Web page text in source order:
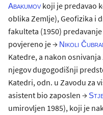
Abakumov koji je predavao
oblika Zemlje), Geofizika i
fakulteta (1950)
povjereno je → Nikoli
Katedre, a nakon
njegov dugogodišnji
Katedri, odn. u Zavodu za
asistent bio zaposlen →
umirovljen 1985), koji je